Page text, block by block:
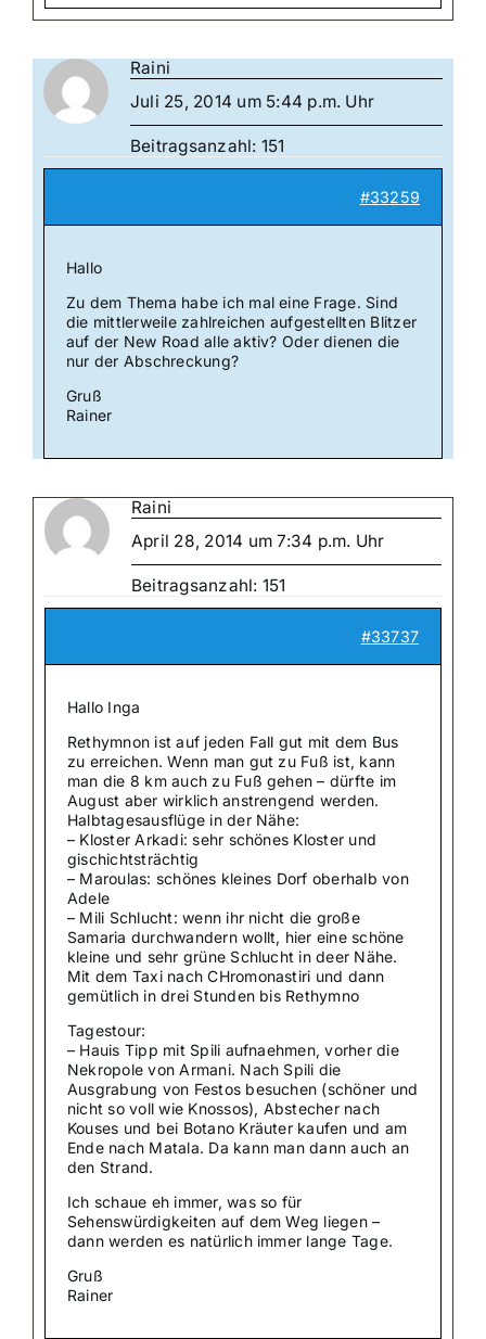
Raini
Juli 25, 2014 um 5:44 p.m. Uhr
Beitragsanzahl: 151
#33259
Hallo
Zu dem Thema habe ich mal eine Frage. Sind
die mittlerweile zahlreichen aufgestellten Blitzer
auf der New Road alle aktiv? Oder dienen die
nur der Abschreckung?
Gruß
Rainer
Raini
April 28, 2014 um 7:34 p.m. Uhr
Beitragsanzahl: 151
#33737
Hallo Inga
Rethymnon ist auf jeden Fall gut mit dem Bus
zu erreichen. Wenn man gut zu Fuß ist, kann
man die 8 km auch zu Fuß gehen – dürfte im
August aber wirklich anstrengend werden.
Halbtagesausflüge in der Nähe:
– Kloster Arkadi: sehr schönes Kloster und
gischichtsträchtig
– Maroulas: schönes kleines Dorf oberhalb von
Adele
– Mili Schlucht: wenn ihr nicht die große
Samaria durchwandern wollt, hier eine schöne
kleine und sehr grüne Schlucht in deer Nähe.
Mit dem Taxi nach CHromonastiri und dann
gemütlich in drei Stunden bis Rethymno
Tagestour:
– Hauis Tipp mit Spili aufnaehmen, vorher die
Nekropole von Armani. Nach Spili die
Ausgrabung von Festos besuchen (schöner und
nicht so voll wie Knossos), Abstecher nach
Kouses und bei Botano Kräuter kaufen und am
Ende nach Matala. Da kann man dann auch an
den Strand.
Ich schaue eh immer, was so für
Sehenswürdigkeiten auf dem Weg liegen –
dann werden es natürlich immer lange Tage.
Gruß
Rainer